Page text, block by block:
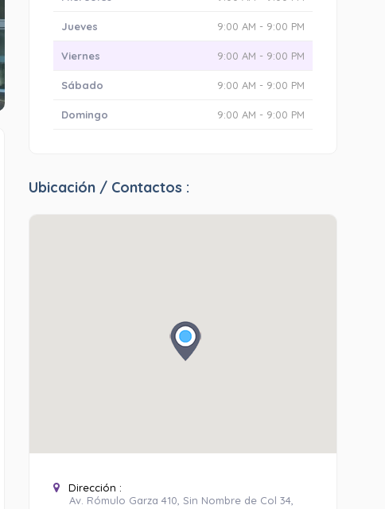
Jueves 9:00 AM - 9:00 PM
Viernes 9:00 AM - 9:00 PM
Sábado 9:00 AM - 9:00 PM
Domingo 9:00 AM - 9:00 PM
Ubicación / Contactos :
Dirección :
Av. Rómulo Garza 410, Sin Nombre de Col 34,